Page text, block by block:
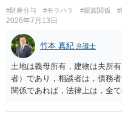
#財産分与 #モラハラ #親族関係 #
2026年7月13日
竹本 真紀 弁護士
土地は義母所有，建物は夫所
者）であり，相談者は，債務
関係であれば，法律上は，全
せる）がされていたのでしょ